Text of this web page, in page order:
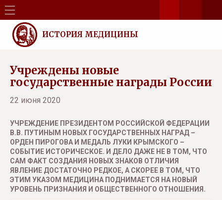
ИСТОРИЯ МЕДИЦИНЫ
Учреждены новые
государственные награды России
22 июня 2020
УЧРЕЖДЕНИЕ ПРЕЗИДЕНТОМ РОССИЙСКОЙ ФЕДЕРАЦИИ
В.В. ПУТИНЫМ НОВЫХ ГОСУДАРСТВЕННЫХ НАГРАД –
ОРДЕН ПИРОГОВА И МЕДАЛЬ ЛУКИ КРЫМСКОГО –
СОБЫТИЕ ИСТОРИЧЕСКОЕ. И ДЕЛО ДАЖЕ НЕ В ТОМ, ЧТО
САМ ФАКТ СОЗДАНИЯ НОВЫХ ЗНАКОВ ОТЛИЧИЯ
ЯВЛЕНИЕ ДОСТАТОЧНО РЕДКОЕ, А СКОРЕЕ В ТОМ, ЧТО
ЭТИМ УКАЗОМ МЕДИЦИНА ПОДНИМАЕТСЯ НА НОВЫЙ
УРОВЕНЬ ПРИЗНАНИЯ И ОБЩЕСТВЕННОГО ОТНОШЕНИЯ.